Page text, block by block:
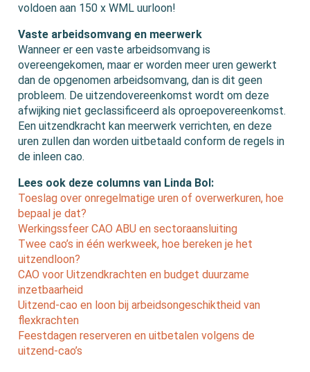
voldoen aan 150 x WML uurloon!
Vaste arbeidsomvang en meerwerk
Wanneer er een vaste arbeidsomvang is
overeengekomen, maar er worden meer uren gewerkt
dan de opgenomen arbeidsomvang, dan is dit geen
probleem. De uitzendovereenkomst wordt om deze
afwijking niet geclassificeerd als oproepovereenkomst.
Een uitzendkracht kan meerwerk verrichten, en deze
uren zullen dan worden uitbetaald conform de regels in
de inleen cao.
Lees ook deze columns van Linda Bol:
Toeslag over onregelmatige uren of overwerkuren, hoe
bepaal je dat?
Werkingssfeer CAO ABU en sectoraansluiting
Twee cao’s in één werkweek, hoe bereken je het
uitzendloon?
CAO voor Uitzendkrachten en budget duurzame
inzetbaarheid
Uitzend-cao en loon bij arbeidsongeschiktheid van
flexkrachten
Feestdagen reserveren en uitbetalen volgens de
uitzend-cao’s